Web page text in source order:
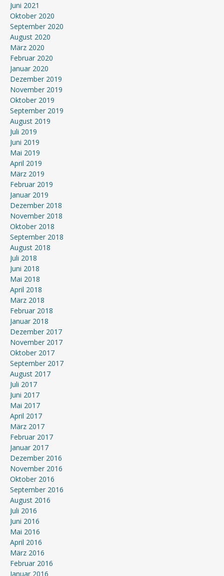
Juni 2021
Oktober 2020
September 2020
August 2020
März 2020
Februar 2020
Januar 2020
Dezember 2019
November 2019
Oktober 2019
September 2019
August 2019
Juli 2019
Juni 2019
Mai 2019
April 2019
März 2019
Februar 2019
Januar 2019
Dezember 2018
November 2018
Oktober 2018
September 2018
August 2018
Juli 2018
Juni 2018
Mai 2018
April 2018
März 2018
Februar 2018
Januar 2018
Dezember 2017
November 2017
Oktober 2017
September 2017
August 2017
Juli 2017
Juni 2017
Mai 2017
April 2017
März 2017
Februar 2017
Januar 2017
Dezember 2016
November 2016
Oktober 2016
September 2016
August 2016
Juli 2016
Juni 2016
Mai 2016
April 2016
März 2016
Februar 2016
Januar 2016